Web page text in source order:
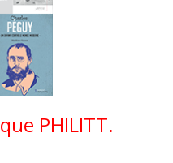
PHILITT.